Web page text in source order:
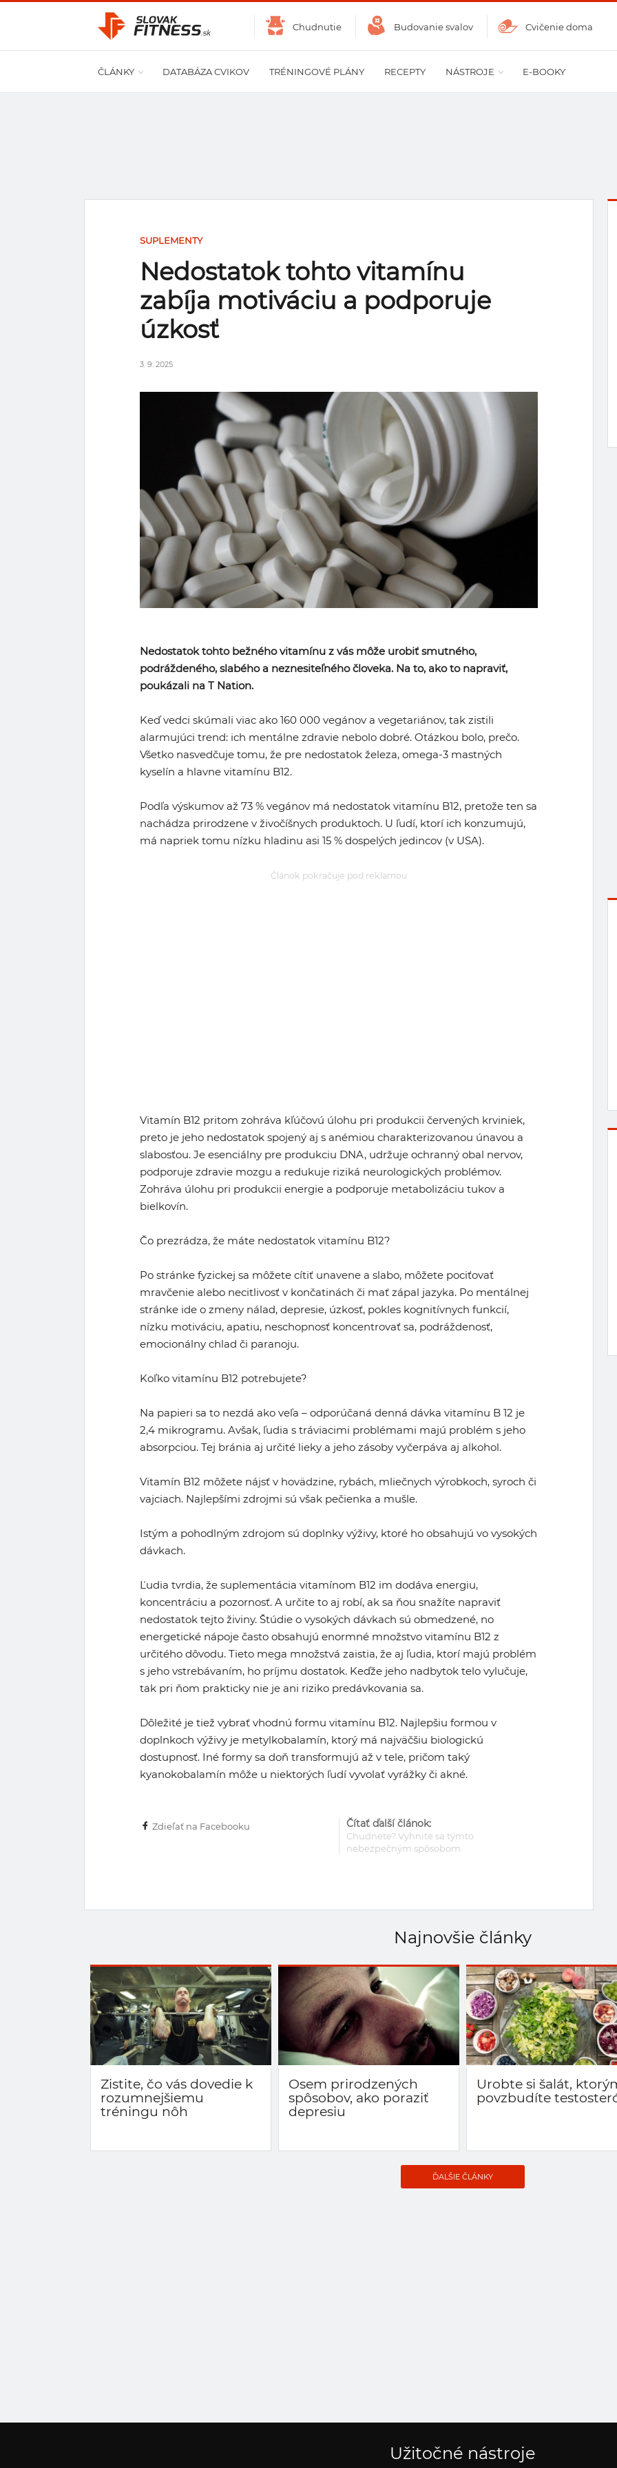
Chudnutie Budovanie svalov Cvičenie doma
ČLÁNKY DATABÁZA CVIKOV TRÉNINGOVÉ PLÁNY RECEPTY NÁSTROJE E-BOOKY
SUPLEMENTY
Nedostatok tohto vitamínu
zabíja motiváciu a podporuje
úzkosť
3. 9. 2025
Nedostatok tohto bežného vitamínu z vás môže urobiť smutného,
podráždeného, slabého a neznesiteľného človeka. Na to, ako to napraviť,
poukázali na T Nation.
Keď vedci skúmali viac ako 160 000 vegánov a vegetariánov, tak zistili
alarmujúci trend: ich mentálne zdravie nebolo dobré. Otázkou bolo, prečo.
Všetko nasvedčuje tomu, že pre nedostatok železa, omega-3 mastných
kyselín a hlavne vitamínu B12.
Podľa výskumov až 73 % vegánov má nedostatok vitamínu B12, pretože ten sa
nachádza prirodzene v živočíšnych produktoch. U ľudí, ktorí ich konzumujú,
má napriek tomu nízku hladinu asi 15 % dospelých jedincov (v USA).
Článok pokračuje pod reklamou
Vitamín B12 pritom zohráva kľúčovú úlohu pri produkcii červených krviniek,
preto je jeho nedostatok spojený aj s anémiou charakterizovanou únavou a
slabosťou. Je esenciálny pre produkciu DNA, udržuje ochranný obal nervov,
podporuje zdravie mozgu a redukuje riziká neurologických problémov.
Zohráva úlohu pri produkcii energie a podporuje metabolizáciu tukov a
bielkovín.
Čo prezrádza, že máte nedostatok vitamínu B12?
Po stránke fyzickej sa môžete cítiť unavene a slabo, môžete pociťovať
mravčenie alebo necitlivosť v končatinách či mať zápal jazyka. Po mentálnej
stránke ide o zmeny nálad, depresie, úzkosť, pokles kognitívnych funkcií,
nízku motiváciu, apatiu, neschopnosť koncentrovať sa, podráždenosť,
emocionálny chlad či paranoju.
Koľko vitamínu B12 potrebujete?
Na papieri sa to nezdá ako veľa – odporúčaná denná dávka vitamínu B 12 je
2,4 mikrogramu. Avšak, ľudia s tráviacimi problémami majú problém s jeho
absorpciou. Tej bránia aj určité lieky a jeho zásoby vyčerpáva aj alkohol.
Vitamín B12 môžete nájsť v hovädzine, rybách, mliečnych výrobkoch, syroch či
vajciach. Najlepšími zdrojmi sú však pečienka a mušle.
Istým a pohodlným zdrojom sú doplnky výživy, ktoré ho obsahujú vo vysokých
dávkach.
Ľudia tvrdia, že suplementácia vitamínom B12 im dodáva energiu,
koncentráciu a pozornosť. A určite to aj robí, ak sa ňou snažíte napraviť
nedostatok tejto živiny. Štúdie o vysokých dávkach sú obmedzené, no
energetické nápoje často obsahujú enormné množstvo vitamínu B12 z
určitého dôvodu. Tieto mega množstvá zaistia, že aj ľudia, ktorí majú problém
s jeho vstrebávaním, ho príjmu dostatok. Keďže jeho nadbytok telo vylučuje,
tak pri ňom prakticky nie je ani riziko predávkovania sa.
Dôležité je tiež vybrať vhodnú formu vitamínu B12. Najlepšiu formou v
doplnkoch výživy je metylkobalamín, ktorý má najväčšiu biologickú
dostupnosť. Iné formy sa doň transformujú až v tele, pričom taký
kyanokobalamín môže u niektorých ľudí vyvolať vyrážky či akné.
Čítať ďalší článok:
Chudnete? Vyhnite sa týmto
nebezpečným spôsobom
Zdieľať na Facebooku
Najnovšie články
Zistite, čo vás dovedie k
rozumnejšiemu
tréningu nôh
Osem prirodzených
spôsobov, ako poraziť
depresiu
Urobte si šalát,
povzbudíte
ĎALŠIE ČLÁNKY
Užitočné nástroje